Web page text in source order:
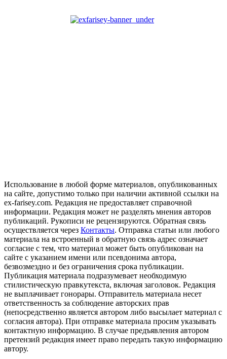
Использование в любой форме материалов, опубликованных
на сайте, допустимо только при наличии активной ссылки на
ex-farisey.com. Редакция не предоставляет справочной
информации. Редакция может не разделять мнения авторов
публикаций. Рукописи не рецензируются. Обратная связь
осуществляется через Контакты. Отправка статьи или любого
материала на встроенный в обратную связь адрес означает
согласие с тем, что материал может быть опубликован на
сайте с указанием имени или псевдонима автора,
безвозмездно и без ограничения срока публикации.
Публикация материала подразумевает необходимую
стилистическую правкутекста, включая заголовок. Редакция
не выплачивает гонорары. Отправитель материала несет
ответственность за соблюдение авторских прав
(непосредственно является автором либо высылает материал с
согласия автора). При отправке материала просим указывать
контактную информацию. В случае предъявления автором
претензий редакция имеет право передать такую информацию
автору.